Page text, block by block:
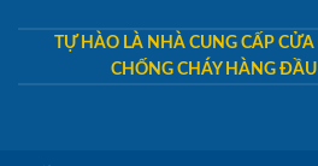
TỰ HÀO LÀ NHÀ CUNG CẤP
CHỐNG CHÁY HÀNG ĐẦU